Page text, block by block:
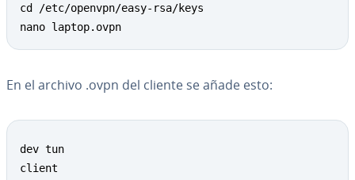
cd /etc/openvpn/easy-rsa/keys
nano laptop.ovpn
En el archivo .ovpn del cliente se añade esto:
dev tun
client